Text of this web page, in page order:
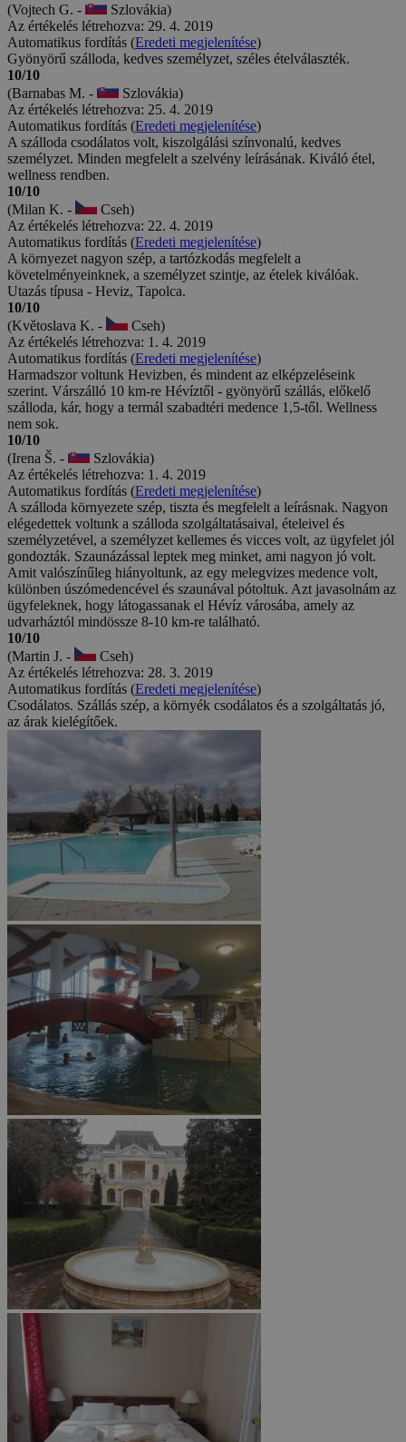
(Vojtech G. -
Szlovákia)
Az értékelés létrehozva: 29. 4. 2019
Automatikus fordítás (Eredeti megjelenítése)
Gyönyörű szálloda, kedves személyzet, széles ételválaszték.
10/10
(Barnabas M. -
Szlovákia)
Az értékelés létrehozva: 25. 4. 2019
Automatikus fordítás (Eredeti megjelenítése)
A szálloda csodálatos volt, kiszolgálási színvonalú, kedves
személyzet. Minden megfelelt a szelvény leírásának. Kiváló étel,
wellness rendben.
10/10
(Milan K. -
Cseh)
Az értékelés létrehozva: 22. 4. 2019
Automatikus fordítás (Eredeti megjelenítése)
A környezet nagyon szép, a tartózkodás megfelelt a
követelményeinknek, a személyzet szintje, az ételek kiválóak.
Utazás típusa - Heviz, Tapolca.
10/10
(Květoslava K. -
Cseh)
Az értékelés létrehozva: 1. 4. 2019
Automatikus fordítás (Eredeti megjelenítése)
Harmadszor voltunk Hevizben, és mindent az elképzeléseink
szerint. Várszálló 10 km-re Hévíztől - gyönyörű szállás, előkelő
szálloda, kár, hogy a termál szabadtéri medence 1,5-től. Wellness
nem sok.
10/10
(Irena Š. -
Szlovákia)
Az értékelés létrehozva: 1. 4. 2019
Automatikus fordítás (Eredeti megjelenítése)
A szálloda környezete szép, tiszta és megfelelt a leírásnak. Nagyon
elégedettek voltunk a szálloda szolgáltatásaival, ételeivel és
személyzetével, a személyzet kellemes és vicces volt, az ügyfelet jól
gondozták. Szaunázással leptek meg minket, ami nagyon jó volt.
Amit valószínűleg hiányoltunk, az egy melegvizes medence volt,
különben úszómedencével és szaunával pótoltuk. Azt javasolnám az
ügyfeleknek, hogy látogassanak el Hévíz városába, amely az
udvarháztól mindössze 8-10 km-re található.
10/10
(Martin J. -
Cseh)
Az értékelés létrehozva: 28. 3. 2019
Automatikus fordítás (Eredeti megjelenítése)
Csodálatos. Szállás szép, a környék csodálatos és a szolgáltatás jó,
az árak kielégítőek.